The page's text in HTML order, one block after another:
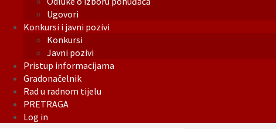
Ugovori
Konkursi i javni pozivi
Konkursi
Javni pozivi
Pristup informacijama
Gradonačelnik
Rad u radnom tijelu
PRETRAGA
Log in